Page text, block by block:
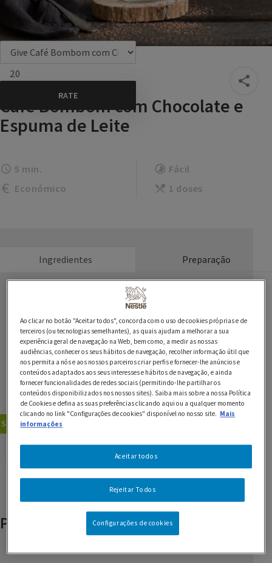
20
Café Bombom com Chocolate e
Espuma de Leite
5 min.
Fácil
Económico
1 doses
Ingredientes Preparação
25 ml de Leite Condensado Tradicional NESTLÉ
25 g de Chocolate Preto 53% NESTLÉ Sobremesas
1 cápsula de NESCAFÉ® DOLCE GUSTO®
50 ml de leite
GUARDAR RECEITA
Sobremesas
Produtos relacionados
Ao clicar no botão "Aceitar todos", concorda com o uso de cookies próprias e de
terceiros (ou tecnologias semelhantes), as quais ajudam a melhorar a sua
experiência geral de navegação na Web, bem como, a medir as nossas
audiências, conhecer os seus hábitos de navegação, recolher informação útil que
nos permita a nós e aos nossos parceiros criar perfis e fornecer-lhe anúncios e
conteúdos adaptados aos seus interesses e hábitos de navegação, e ainda
fornecer funcionalidades de redes sociais (permitindo-lhe partilhar os
conteúdos disponibilizados nos nossos sites). Saiba mais sobre a nossa Política
de Cookies e defina as suas preferências clicando aqui ou a qualquer momento
clicando no link "Configurações de cookies" disponível no nosso site. Mais
informações
Rejeitar Todos
Aceitar todos
Configurações de cookies